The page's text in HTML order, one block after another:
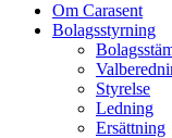
Om Carasent
Bolagsstyrning
Styrelse
Ledning
Ersättning